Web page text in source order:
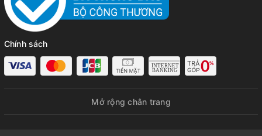
Chính sách
Mở rộng chân trang